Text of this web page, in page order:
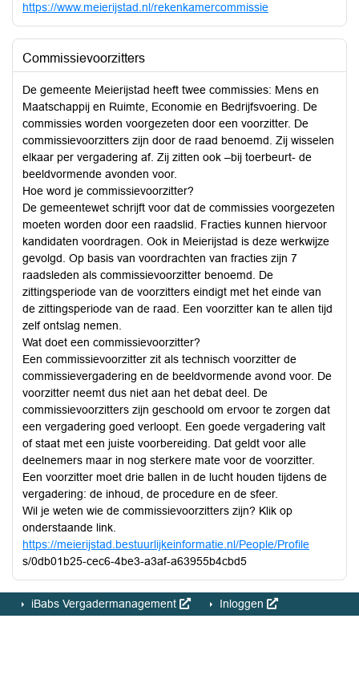
https://www.meierijstad.nl/rekenkamercommissie
Commissievoorzitters
De gemeente Meierijstad heeft twee commissies: Mens en
Maatschappij en Ruimte, Economie en Bedrijfsvoering. De
commissies worden voorgezeten door een voorzitter. De
commissievoorzitters zijn door de raad benoemd. Zij wisselen
elkaar per vergadering af. Zij zitten ook –bij toerbeurt- de
beeldvormende avonden voor.
Hoe word je commissievoorzitter?
De gemeentewet schrijft voor dat de commissies voorgezeten
moeten worden door een raadslid. Fracties kunnen hiervoor
kandidaten voordragen. Ook in Meierijstad is deze werkwijze
gevolgd. Op basis van voordrachten van fracties zijn 7
raadsleden als commissievoorzitter benoemd. De
zittingsperiode van de voorzitters eindigt met het einde van
de zittingsperiode van de raad. Een voorzitter kan te allen tijd
zelf ontslag nemen.
Wat doet een commissievoorzitter?
Een commissievoorzitter zit als technisch voorzitter de
commissievergadering en de beeldvormende avond voor. De
voorzitter neemt dus niet aan het debat deel. De
commissievoorzitters zijn geschoold om ervoor te zorgen dat
een vergadering goed verloopt. Een goede vergadering valt
of staat met een juiste voorbereiding. Dat geldt voor alle
deelnemers maar in nog sterkere mate voor de voorzitter.
Een voorzitter moet drie ballen in de lucht houden tijdens de
vergadering: de inhoud, de procedure en de sfeer.
Wil je weten wie de commissievoorzitters zijn? Klik op
onderstaande link.
https://meierijstad.bestuurlijkeinformatie.nl/People/Profile
s/0db01b25-cec6-4be3-a3af-a63955b4cbd5
iBabs Vergadermanagement Inloggen